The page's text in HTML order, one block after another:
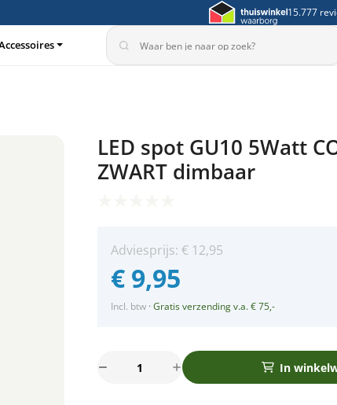
15.777
LED spot GU10 5Watt
ZWART dimbaar
Adviesprijs:€ 12,95
€ 9,95
Incl. btw ·Gratis verzending v.a. € 75,-
In